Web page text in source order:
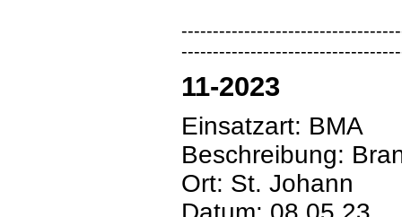
11-2023
Einsatzart: BMA
Beschreibung:
Ort: St. Johann